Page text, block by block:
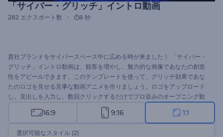
「サイバー・グリッチ」イントロ動画
282 エクスポート数 8 秒
貴社ブランドをサイバースペース中に広める時が来ました！ 「サイバー・
グリッチ」イントロ動画は、観客を増やし、魅力的な画像であなたの創造
性をアピールできます。このテンプレートを使って、グリッチ効果であな
たのロゴを見せる見事な動画アニメを作りましょう。ロゴをアップロード
し、見出しを入力し、数回クリックするだけでプロ並みのオープニング動
画を手に入れます。ブランドプロモーション、テレビコマーシャル、技術
会社用のプレゼンテーション、その他多くの用途に最適です。今すぐ試し
てみてください。
16:9 9:16 1:1
選択可能なスタイル (2)